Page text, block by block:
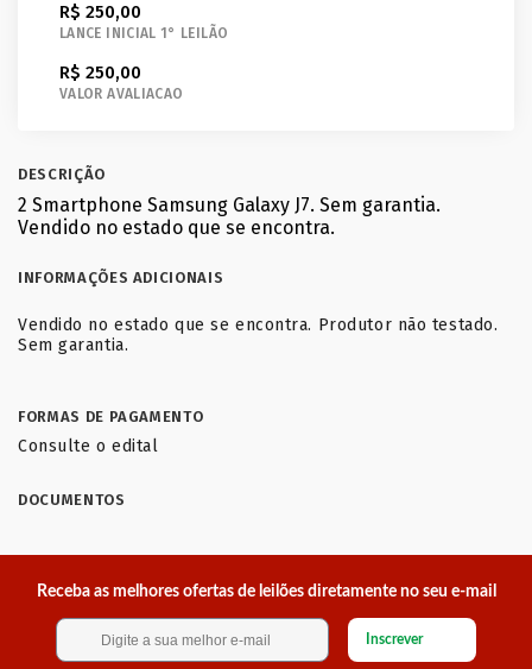
R$ 250,00
LANCE INICIAL 1° LEILÃO
R$ 250,00
VALOR AVALIACAO
DESCRIÇÃO
2 Smartphone Samsung Galaxy J7. Sem garantia.
Vendido no estado que se encontra.
INFORMAÇÕES ADICIONAIS
Vendido no estado que se encontra. Produtor não testado.
Sem garantia.
FORMAS DE PAGAMENTO
Consulte o edital
DOCUMENTOS
Receba as melhores ofertas de leilões diretamente no seu e-mail
Inscrever